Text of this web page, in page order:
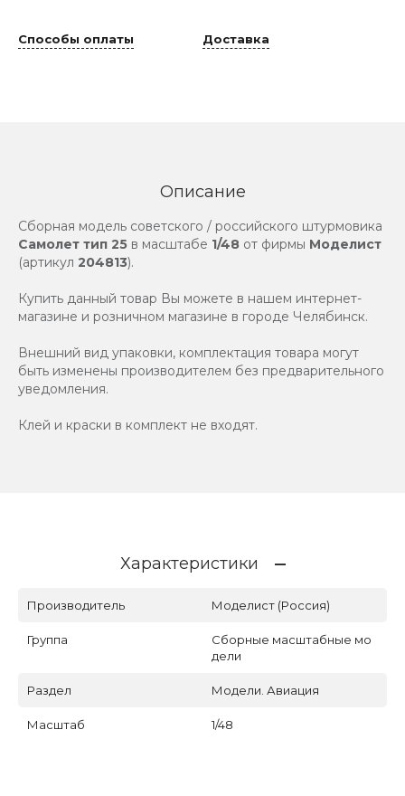
Способы оплаты Доставка
Описание
Сборная модель советского / российского штурмовика
Самолет тип 25 в масштабе 1/48 от фирмы Моделист
(артикул 204813).
Купить данный товар Вы можете в нашем интернет-
магазине и розничном магазине в городе Челябинск.
Внешний вид упаковки, комплектация товара могут
быть изменены производителем без предварительного
уведомления.
Клей и краски в комплект не входят.
Характеристики
Производитель Моделист (Россия)
Группа
Сборные масштабные мо
дели
Раздел Модели. Авиация
Масштаб 1/48